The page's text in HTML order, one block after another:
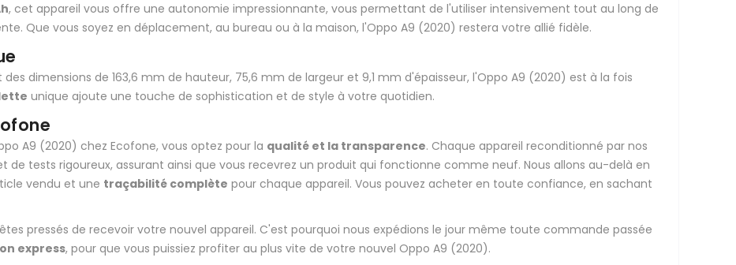
, cet appareil vous offre une autonomie impressionnante, vous permettant de l'utiliser intensivement tout au long de
Que vous soyez en déplacement, au bureau ou à la maison, l'Oppo A9 (2020) restera votre allié fidèle.
des dimensions de 163,6 mm de hauteur, 75,6 mm de largeur et 9,1 mm d'épaisseur, l'Oppo A9 (2020) est à la fois
unique ajoute une touche de sophistication et de style à votre quotidien.
A9 (2020) chez Ecofone, vous optez pour la qualité et la transparence. Chaque appareil reconditionné par nos
de tests rigoureux, assurant ainsi que vous recevrez un produit qui fonctionne comme neuf. Nous allons au-delà en
vendu et une traçabilité complète pour chaque appareil. Vous pouvez acheter en toute confiance, en sachant
pressés de recevoir votre nouvel appareil. C'est pourquoi nous expédions le jour même toute commande passée
express, pour que vous puissiez profiter au plus vite de votre nouvel Oppo A9 (2020).